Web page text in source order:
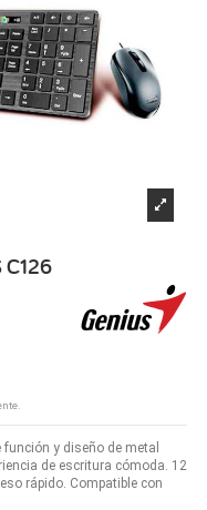
C126
y diseño de metal
de escritura cómoda. 12
rápido. Compatible con